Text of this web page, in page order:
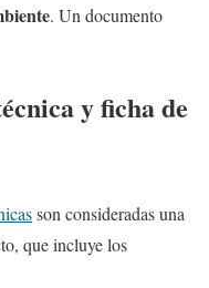
. Un documento
y ficha de
son consideradas una
que incluye los